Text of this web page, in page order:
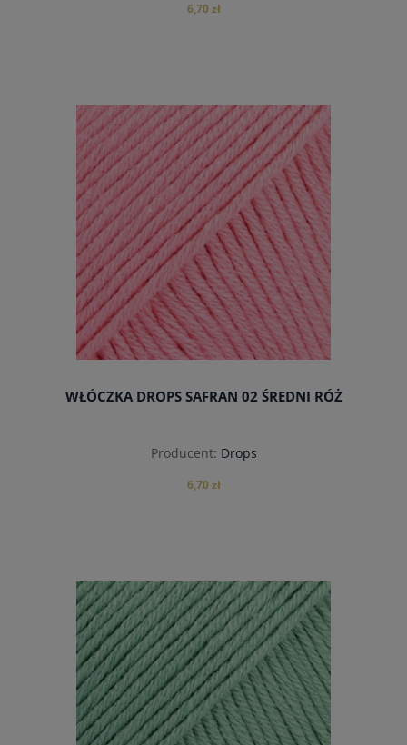
6,70 zł
do koszyka
WŁÓCZKA DROPS SAFRAN 02 ŚREDNI RÓŻ
Producent: Drops
6,70 zł
do koszyka